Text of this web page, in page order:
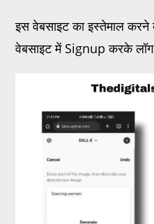
इस वेबसाइट का इस्तेमाल
वेबसाइट में Signup करके लॉग